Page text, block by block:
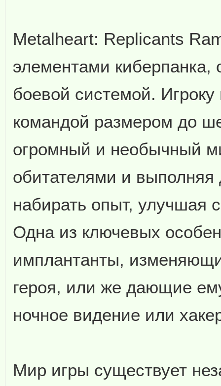
Metalheart: Replicants
элементами
боевой системой. Игроку
командой размером до
огромный и необычный
обитателями и выполняя
набирать опыт, улучшая
Одна из ключевых
имплантанты,
героя, или же дающие
ночное видение или
Мир игры существует